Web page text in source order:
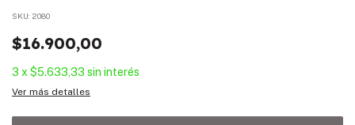
SKU: 2080
$16.900,00
3 x$5.633,33 sin interés
Ver más detalles